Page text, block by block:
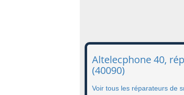
Altelecphone 40,
(40090)
Voir tous les réparateurs de